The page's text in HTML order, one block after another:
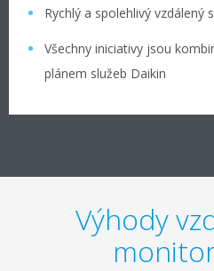
Rychlý a spolehlivý vzdálený
Všechny iniciativy jsou
plánem služeb Daikin
Výhody